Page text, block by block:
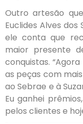
Outro artesão
Euclides Alves dos
ele conta que
maior presente
conquistas.
as peças com
ao Sebrae e à
Eu ganhei
pelos clientes e